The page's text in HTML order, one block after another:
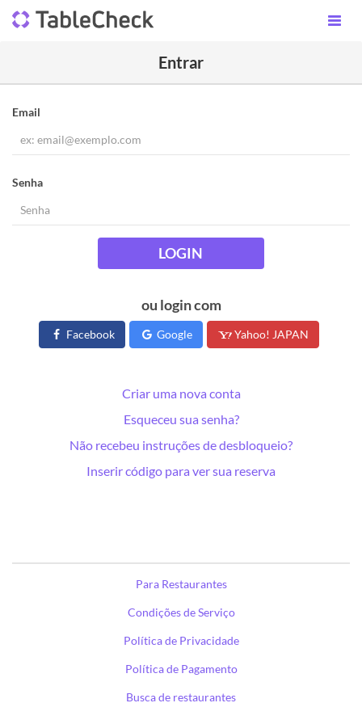
Entrar
Email
Senha
LOGIN
ou login com
Facebook Google Yahoo! JAPAN
Criar uma nova conta
Esqueceu sua senha?
Não recebeu instruções de desbloqueio?
Inserir código para ver sua reserva
Para Restaurantes
Condições de Serviço
Política de Privacidade
Política de Pagamento
Busca de restaurantes